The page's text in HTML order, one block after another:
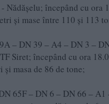
Nădășelu; începând cu
și mase între 110 și 113
– DN 39 – A4 – DN 3 –
Siret; începând cu ora
masa de 86 de tone;
65F – DN 6 – DN 66 –